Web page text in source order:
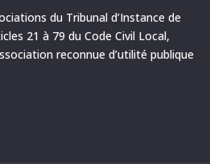
du Tribunal d’Instance de
21 à 79 du Code Civil Local,
reconnue d’utilité publique